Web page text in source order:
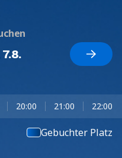
20:00 21:00 22:00
Gebuchter Platz